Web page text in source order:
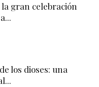
gran celebración
los dioses: una